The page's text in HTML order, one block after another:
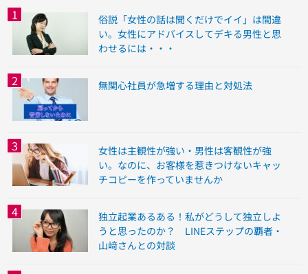
俗説「女性の話は聞くだけでイイ」は間違
い。女性にアドバイスしてデキる男性と思
わせるには・・・
無関心社員が急増する理由と対処法
女性は主観性が強い・男性は客観性が強
い。なのに、お客様を惹きつけないキャッ
チコピーを作っていませんか
独立起業あるある！私がどうして独立しよ
うと思ったのか？ LINEステップの覇者・
山﨑さんとの対談